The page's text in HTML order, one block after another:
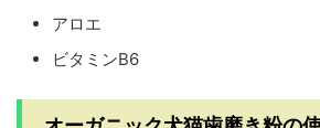
アロエ
ビタミンB6